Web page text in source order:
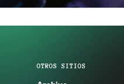
OTROS SITIOS